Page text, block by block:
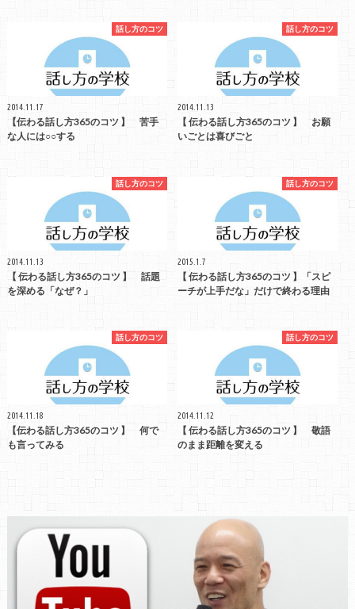
話し方のコツ
2014.11.17
【伝わる話し方365のコツ 】 苦手
な人には○○する
話し方のコツ
2014.11.13
【 伝わる話し方365のコツ 】 お願
いごとは喜びごと
話し方のコツ
2014.11.13
【 伝わる話し方365のコツ 】 話題
を深める「なぜ？」
話し方のコツ
2015.1.7
【 伝わる話し方365のコツ 】「スピ
ーチが上手だな」だけで終わる理由
話し方のコツ
2014.11.18
【伝わる話し方365のコツ 】 何で
も言ってみる
話し方のコツ
2014.11.12
【 伝わる話し方365のコツ 】 敬語
のまま距離を変える